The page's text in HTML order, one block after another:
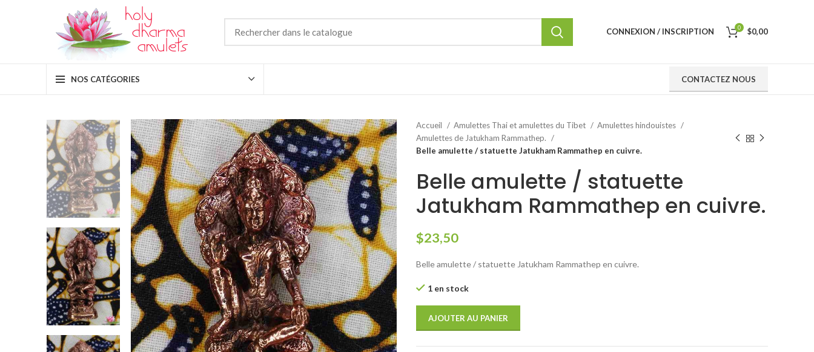
CONNEXION / INSCRIPTION 0 $0,00
NOS CATÉGORIES CONTACTEZ NOUS
Accueil Amulettes Thai et amulettes du Tibet
Amulettes hindouistes
Amulettes de Jatukham Rammathep.
Belle amulette / statuette Jatukham Rammathep en cuivre.
Belle amulette / statuette
Jatukham Rammathep en cuivre.
$23,50
Belle amulette / statuette Jatukham Rammathep en cuivre.
1 en stock
AJOUTER AU PANIER